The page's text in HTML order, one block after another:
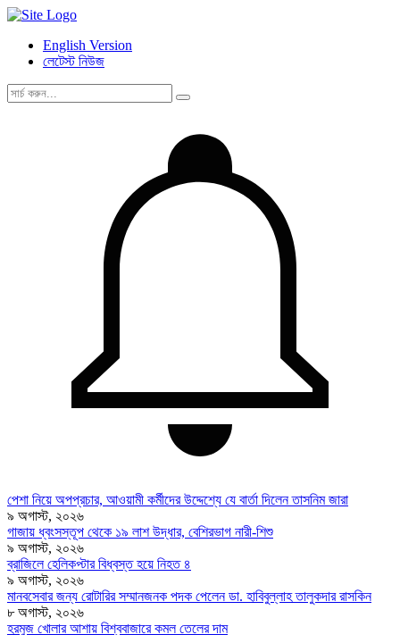
English Version
লেটেস্ট নিউজ
পেশা নিয়ে অপপ্রচার, আওয়ামী কর্মীদের উদ্দেশ্যে যে বার্তা দিলেন তাসনিম জারা
৯ অগাস্ট, ২০২৬
গাজায় ধ্বংসস্তূপ থেকে ১৯ লাশ উদ্ধার, বেশিরভাগ নারী-শিশু
৯ অগাস্ট, ২০২৬
ব্রাজিলে হেলিকপ্টার বিধ্বস্ত হয়ে নিহত ৪
৯ অগাস্ট, ২০২৬
মানবসেবার জন্য রোটারির সম্মানজনক পদক পেলেন ডা. হাবিবুল্লাহ তালুকদার রাসকিন
৮ অগাস্ট, ২০২৬
হরমুজ খোলার আশায় বিশ্ববাজারে কমল তেলের দাম